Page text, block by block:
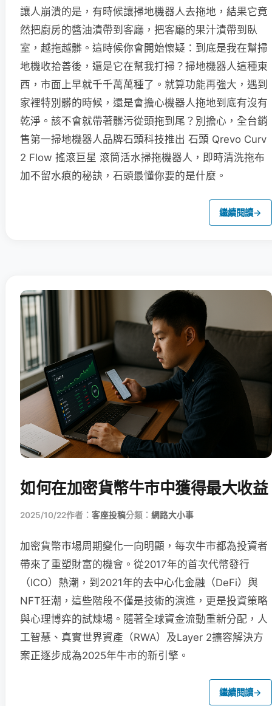
讓人崩潰的是，有時候讓掃地機器人去拖地，結果它竟
然把廚房的醬油漬帶到客廳，把客廳的果汁漬帶到臥
室，越拖越髒。這時候你會開始懷疑：到底是我在幫掃
地機收拾善後，還是它在幫我打掃？掃地機器人這種東
西，市面上早就千千萬萬種了。就算功能再強大，遇到
家裡特別髒的時候，還是會擔心機器人拖地到底有沒有
乾淨。該不會就帶著髒污從頭拖到尾？別擔心，全台銷
售第一掃地機器人品牌石頭科技推出 石頭 Qrevo Curv
2 Flow 搖滾巨星 滾筒活水掃拖機器人，即時清洗拖布
加不留水痕的秘訣，石頭最懂你要的是什麼。
繼續閱讀→
如何在加密貨幣牛市中獲得最大收益
2025/10/22作者： 客座投稿分類： 網路大小事
加密貨幣市場周期變化一向明顯，每次牛市都為投資者
帶來了重塑財富的機會。從2017年的首次代幣發行
（ICO）熱潮，到2021年的去中心化金融（DeFi）與
NFT狂潮，這些階段不僅是技術的演進，更是投資策略
與心理博弈的試煉場。隨著全球資金流動重新分配，人
工智慧、真實世界資產（RWA）及Layer 2擴容解決方
案正逐步成為2025年牛市的新引擎。
繼續閱讀→